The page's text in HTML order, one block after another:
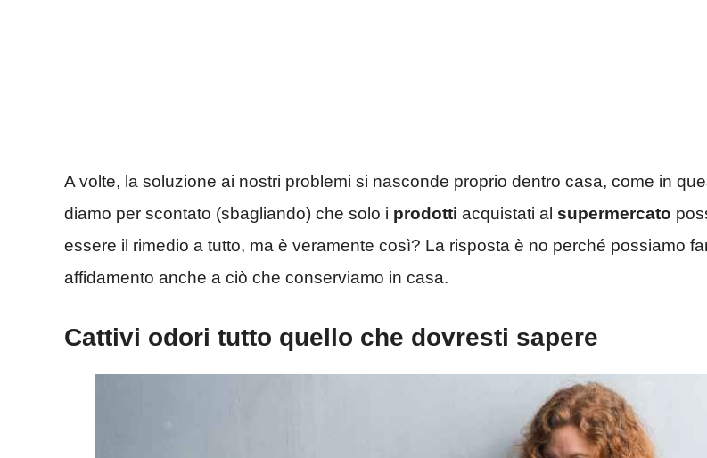
A volte, la soluzione ai nostri problemi si nasconde proprio dentro casa, come in
diamo per scontato (sbagliando) che solo i prodotti acquistati al supermercato
essere il rimedio a tutto, ma è veramente così? La risposta è no perché possiamo
affidamento anche a ciò che conserviamo in casa.
Cattivi odori tutto quello che dovresti sapere